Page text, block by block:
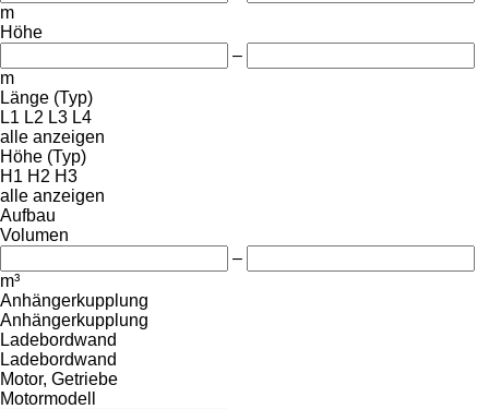
m
Höhe
–
m
Länge (Typ)
L1 L2 L3 L4
alle anzeigen
Höhe (Typ)
H1 H2 H3
alle anzeigen
Aufbau
Volumen
–
m³
Anhängerkupplung
Anhängerkupplung
Ladebordwand
Ladebordwand
Motor, Getriebe
Motormodell